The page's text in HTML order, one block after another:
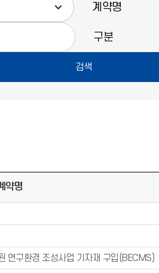
계약명
구분
약명
연구환경 조성사업 기자재 구입(BECMS)